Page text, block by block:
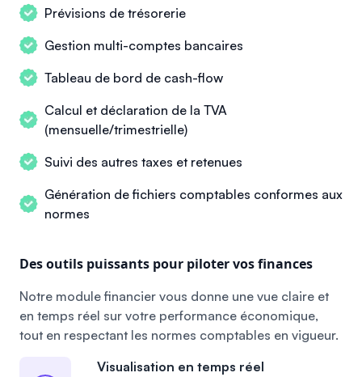
Prévisions de trésorerie
Gestion multi-comptes bancaires
Tableau de bord de cash-flow
Calcul et déclaration de la TVA
(mensuelle/trimestrielle)
Suivi des autres taxes et retenues
Génération de fichiers comptables conformes aux
normes
Des outils puissants pour piloter vos finances
Notre module financier vous donne une vue claire et
en temps réel sur votre performance économique,
tout en respectant les normes comptables en vigueur.
Visualisation en temps réel